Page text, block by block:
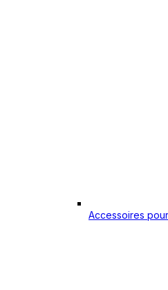
Accessoires